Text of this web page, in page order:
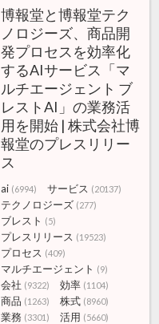
博報堂と博報堂テク
ノロジーズ、商品開
発プロセスを効率化
するAIサービス「マ
ルチエージェント ブ
レストAI」の業務活
用を開始 | 株式会社博
報堂のプレスリリー
ス
ai (6994) サービス (20137)
テクノロジーズ (277)
ブレスト (5)
プレスリリース (19523)
プロセス (409)
マルチエージェント (9)
会社 (9322) 効率 (1104)
商品 (1263) 株式 (8960)
業務 (3301) 活用 (5660)